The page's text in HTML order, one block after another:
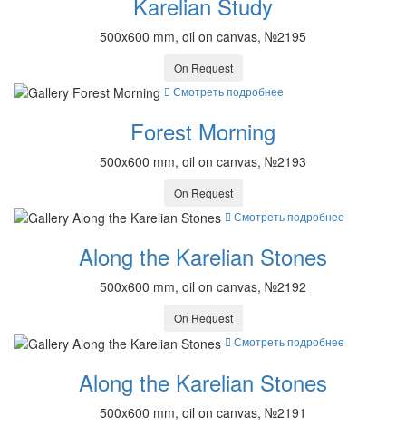
500x600 mm, oil on canvas, №2195
On Request
Смотреть подробнее
Forest Morning
500x600 mm, oil on canvas, №2193
On Request
Смотреть подробнее
Along the Karelian Stones
500x600 mm, oil on canvas, №2192
On Request
Смотреть подробнее
Along the Karelian Stones
500x600 mm, oil on canvas, №2191